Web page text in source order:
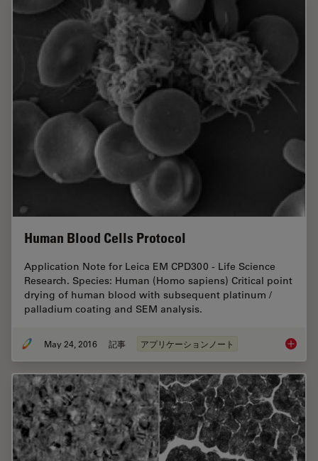
Human Blood Cells Protocol
Application Note for Leica EM CPD300 - Life Science
Research. Species: Human (Homo sapiens) Critical point
drying of human blood with subsequent platinum /
palladium coating and SEM analysis.
May 24, 2016 記事 アプリケーションノート Human